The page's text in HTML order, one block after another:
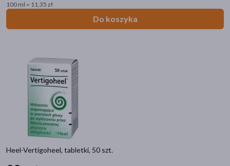
100 ml = 11,35 zł
Do koszyka
Heel-Vertigoheel, tabletki, 50 szt.